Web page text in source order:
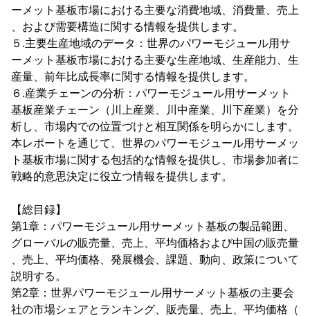
ーメット基板市場における主要な消費地域、消費量、売上
、および需要構造に関する情報を提供します。
５.主要生産地域のデータ：世界のパワーモジュール用サ
ーメット基板市場における主要な生産地域、生産能力、生
産量、前年比成長率に関する情報を提供します。
６.産業チェーンの分析：パワーモジュール用サーメット
基板産業チェーン（川上産業、川中産業、川下産業）を分
析し、市場内での位置づけと相互関係を明らかにします。
本レポートを通じて、世界のパワーモジュール用サーメッ
ト基板市場に関する包括的な情報を提供し、市場参加者に
戦略的意思決定に役立つ情報を提供します。
【総目録】
第1章：パワーモジュール用サーメット基板の製品範囲、
グローバルの販売量、売上、平均価格および中国の販売量
、売上、平均価格、発展機会、課題、動向、政策について
説明する。
第2章：世界パワーモジュール用サーメット基板の主要会
社の市場シェアとランキング、販売量、売上、平均価格（